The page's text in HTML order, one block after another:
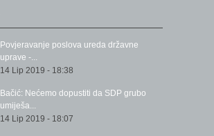
Povjeravanje poslova ureda državne
uprave -...
14 Lip 2019 - 18:38
Bačić: Nećemo dopustiti da SDP grubo
umiješa...
14 Lip 2019 - 18:07